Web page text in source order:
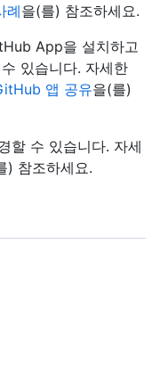
례을(를) 참조하세요.
App을 설치하고
있습니다. 자세한
앱 공유을(를)
할 수 있습니다. 자세
) 참조하세요.